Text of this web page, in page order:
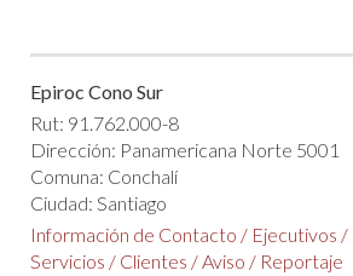
Epiroc Cono Sur
Rut: 91.762.000-8
Dirección: Panamericana Norte 5001
Comuna: Conchalí
Ciudad: Santiago
Información de Contacto / Ejecutivos /
Servicios / Clientes /Aviso / Reportaje